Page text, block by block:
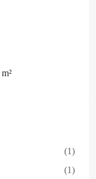
m²
(1)
(1)